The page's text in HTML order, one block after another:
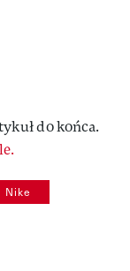
do końca.
Nike